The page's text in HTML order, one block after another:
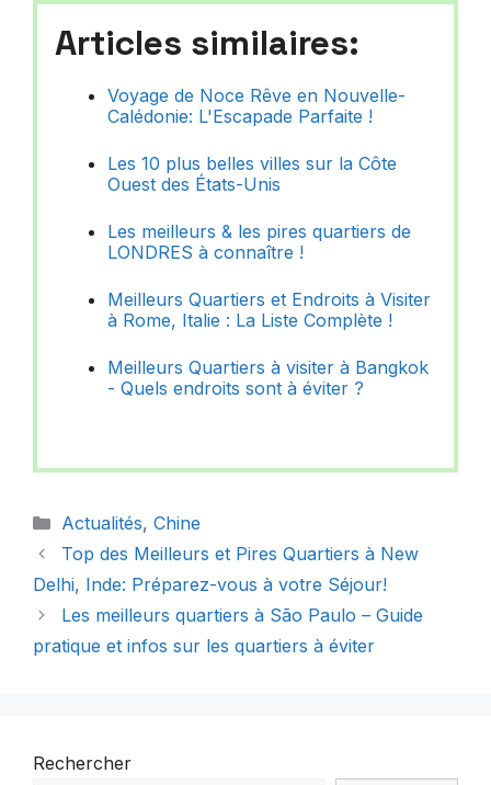
Articles similaires:
Voyage de Noce Rêve en Nouvelle-
Calédonie: L'Escapade Parfaite !
Les 10 plus belles villes sur la Côte
Ouest des États-Unis
Les meilleurs & les pires quartiers de
LONDRES à connaître !
Meilleurs Quartiers et Endroits à Visiter
à Rome, Italie : La Liste Complète !
Meilleurs Quartiers à visiter à Bangkok
- Quels endroits sont à éviter ?
Catégories
Actualités, Chine
Top des Meilleurs et Pires Quartiers à New
Delhi, Inde: Préparez-vous à votre Séjour!
Les meilleurs quartiers à São Paulo – Guide
pratique et infos sur les quartiers à éviter
Rechercher